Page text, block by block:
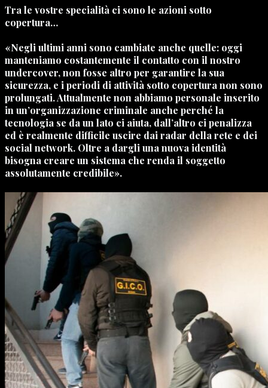
Tra le vostre specialità ci sono le azioni sotto
copertura…
«Negli ultimi anni sono cambiate anche quelle: oggi
manteniamo costantemente il contatto con il nostro
undercover, non fosse altro per garantire la sua
sicurezza, e i periodi di attività sotto copertura non sono
prolungati. Attualmente non abbiamo personale inserito
in un’organizzazione criminale anche perché la
tecnologia se da un lato ci aiuta, dall’altro ci penalizza
ed è realmente difficile uscire dai radar della rete e dei
social network. Oltre a dargli una nuova identità
bisogna creare un sistema che renda il soggetto
assolutamente credibile».